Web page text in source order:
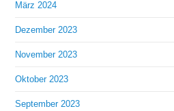
März 2024
Dezember 2023
November 2023
Oktober 2023
September 2023